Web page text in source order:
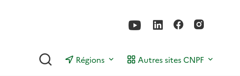
Rechercher
Régions Autres sites CNPF